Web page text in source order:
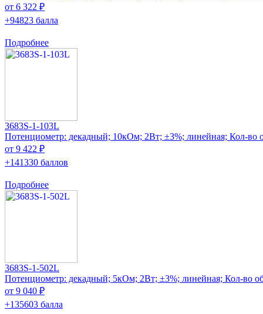
от 6 322 ₽
+94823 балла
Подробнее
3683S-1-103L
Потенциометр: декадный; 10кОм; 2Вт; ±3%; линейная; Кол-во
от 9 422 ₽
+141330 баллов
Подробнее
3683S-1-502L
Потенциометр: декадный; 5кОм; 2Вт; ±3%; линейная; Кол-во
от 9 040 ₽
+135603 балла